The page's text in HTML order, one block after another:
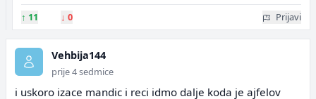
↑ 11 ↓ 0 Prijavi
Vehbija144
prije 4 sedmice
i uskoro izace mandic i reci idmo dalje koda je ajfelov